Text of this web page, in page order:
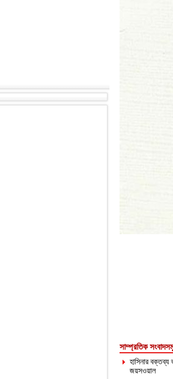
সাম্প্রতিক
হাসিনার বক্তব্য
জয়সওয়াল